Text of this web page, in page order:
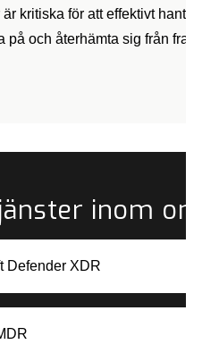
kritiska för att effektivt hantera
på och återhämta sig från framtida
inom
Defender XDR